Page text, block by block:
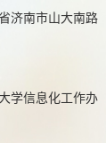
济南市山大南路
学信息化工作办